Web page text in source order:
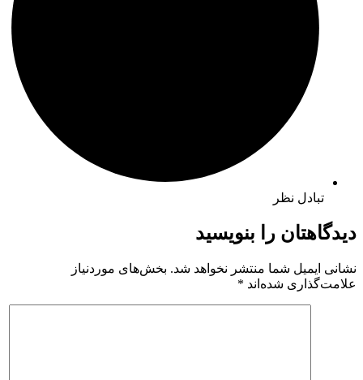
تبادل نظر
دیدگاهتان را بنویسید
نشانی ایمیل شما منتشر نخواهد شد. بخش‌های موردنیاز
علامت‌گذاری شده‌اند *